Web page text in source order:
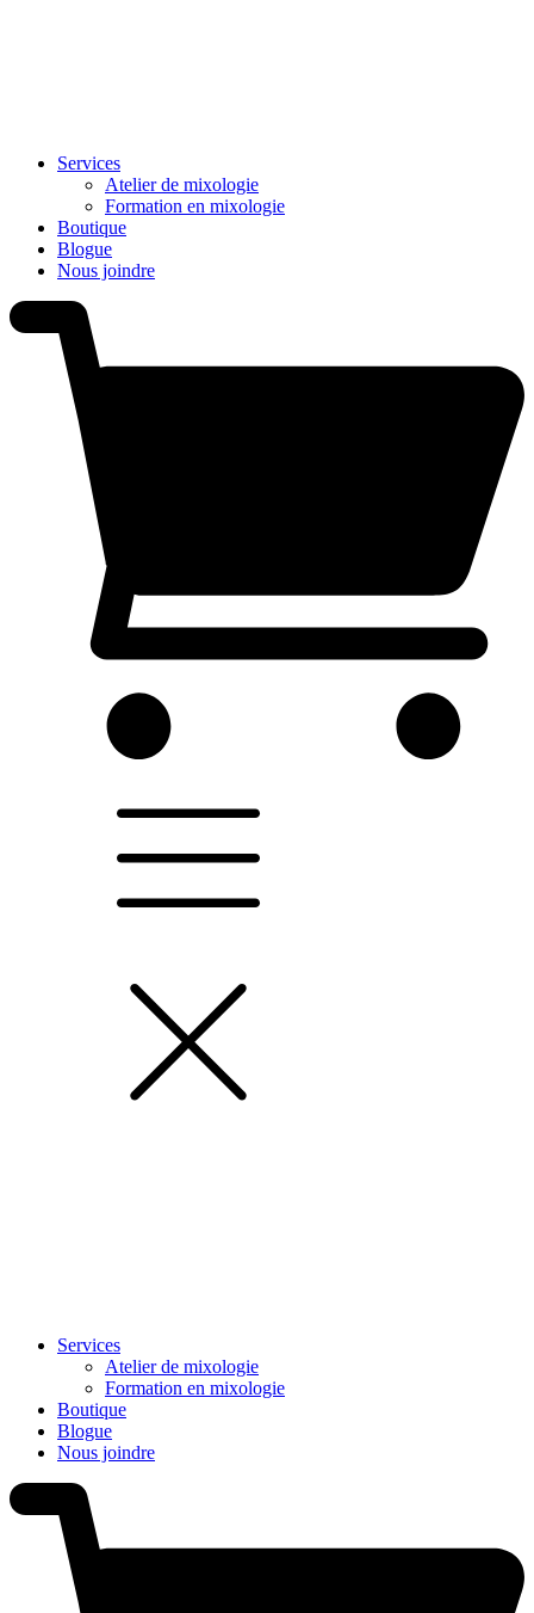
Services
Atelier de mixologie
Formation en mixologie
Boutique
Blogue
Nous joindre
Services
Atelier de mixologie
Formation en mixologie
Boutique
Blogue
Nous joindre